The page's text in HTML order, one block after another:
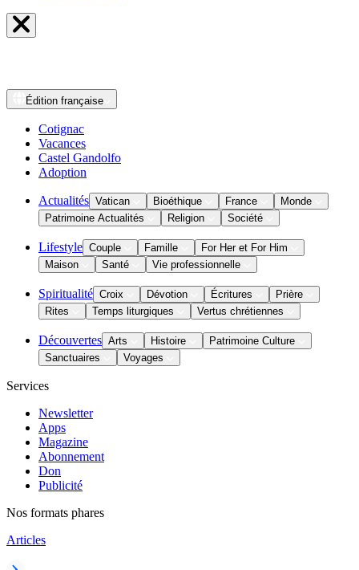
Édition française
Cotignac
Vacances
Castel Gandolfo
Adoption
Actualités Vatican Bioéthique France
Monde
Patrimoine Actualités
Religion Société
Lifestyle Couple Famille
For Her et For Him
Maison
Santé Vie professionnelle
Spiritualité Croix Dévotion Écritures
Prière
Rites
Temps liturgiques Vertus chrétiennes
Découvertes Arts Histoire
Patrimoine Culture
Sanctuaires
Voyages
Services
Newsletter
Apps
Magazine
Abonnement
Don
Publicité
Nos formats phares
Articles